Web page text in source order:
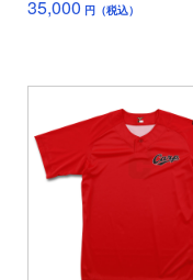
35,000 円（税込）